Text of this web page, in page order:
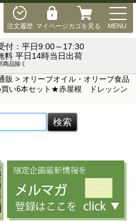
注文履歴 マイページカゴを見る MENU
付：平日9:00～17:30
料 平日14時当日出荷
品除く
販 > オリーブオイル・オリーブ食品
い6本セット★赤屋根 ドレッシン